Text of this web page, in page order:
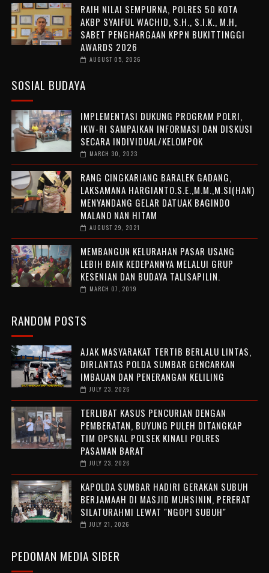
RAIH NILAI SEMPURNA, POLRES 50 KOTA
AKBP SYAIFUL WACHID, S.H., S.I.K., M.H,
SABET PENGHARGAAN KPPN BUKITTINGGI
AWARDS 2026
AUGUST 05, 2026
SOSIAL BUDAYA
IMPLEMENTASI DUKUNG PROGRAM POLRI,
IKW-RI SAMPAIKAN INFORMASI DAN DISKUSI
SECARA INDIVIDUAL/KELOMPOK
MARCH 30, 2023
RANG CINGKARIANG BARALEK GADANG,
LAKSAMANA HARGIANTO.S.E.,M.M.,M.SI(HAN)
MENYANDANG GELAR DATUAK BAGINDO
MALANO NAN HITAM
AUGUST 29, 2021
MEMBANGUN KELURAHAN PASAR USANG
LEBIH BAIK KEDEPANNYA MELALUI GRUP
KESENIAN DAN BUDAYA TALISAPILIN.
MARCH 07, 2019
RANDOM POSTS
AJAK MASYARAKAT TERTIB BERLALU LINTAS,
DIRLANTAS POLDA SUMBAR GENCARKAN
IMBAUAN DAN PENERANGAN KELILING
JULY 23, 2026
TERLIBAT KASUS PENCURIAN DENGAN
PEMBERATAN, BUYUNG PULEH DITANGKAP
TIM OPSNAL POLSEK KINALI POLRES
PASAMAN BARAT
JULY 23, 2026
KAPOLDA SUMBAR HADIRI GERAKAN SUBUH
BERJAMAAH DI MASJID MUHSININ, PERERAT
SILATURAHMI LEWAT "NGOPI SUBUH"
JULY 21, 2026
PEDOMAN MEDIA SIBER